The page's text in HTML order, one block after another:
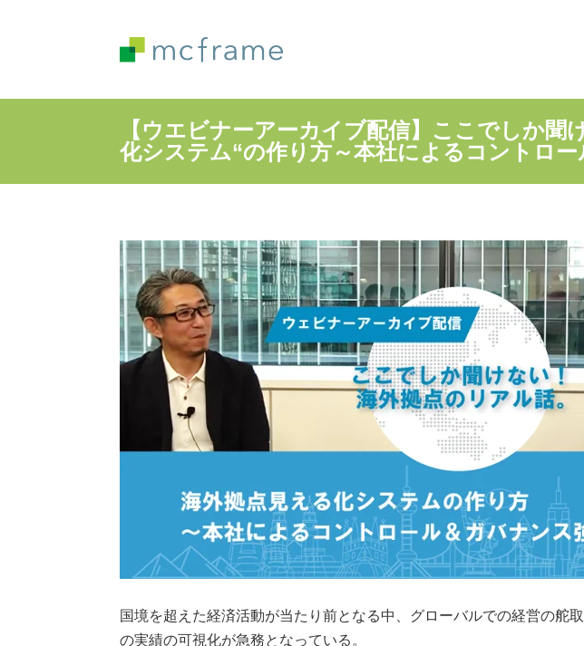
【ウエビナーアーカイブ配信】ここでしか聞
化システム“の作り方～本社によるコントロ
国境を超えた経済活動が当たり前となる中、グローバルでの経営の舵
の実績の可視化が急務となっている。